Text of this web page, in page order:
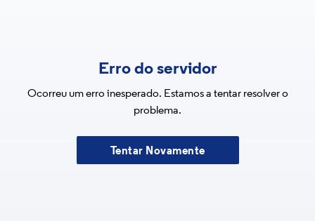
Erro do servidor
Ocorreu um erro inesperado. Estamos a tentar resolver o
problema.
Tentar Novamente